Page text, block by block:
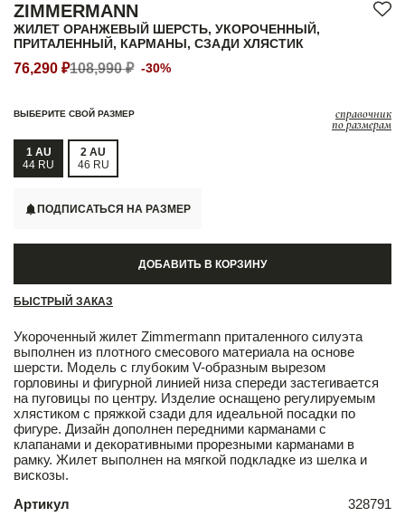
ZIMMERMANN
ЖИЛЕТ ОРАНЖЕВЫЙ ШЕРСТЬ, УКОРОЧЕННЫЙ,
ПРИТАЛЕННЫЙ, КАРМАНЫ, СЗАДИ ХЛЯСТИК
76,290 ₽108,990 ₽ -30%
ВЫБЕРИТЕ СВОЙ РАЗМЕР справочник
по размерам
1 AU
44 RU
2 AU
46 RU
ПОДПИСАТЬСЯ НА РАЗМЕР
ДОБАВИТЬ В КОРЗИНУ
БЫСТРЫЙ ЗАКАЗ
Укороченный жилет Zimmermann приталенного силуэта
выполнен из плотного смесового материала на основе
шерсти. Модель с глубоким V-образным вырезом
горловины и фигурной линией низа спереди застегивается
на пуговицы по центру. Изделие оснащено регулируемым
хлястиком с пряжкой сзади для идеальной посадки по
фигуре. Дизайн дополнен передними карманами с
клапанами и декоративными прорезными карманами в
рамку. Жилет выполнен на мягкой подкладке из шелка и
вискозы.
Артикул
328791